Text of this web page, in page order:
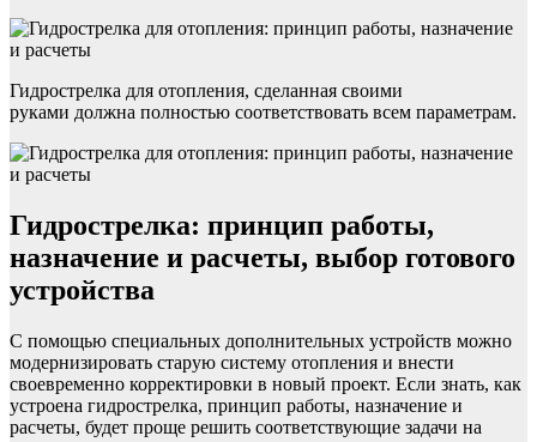
Гидрострелка для отопления, сделанная своими
руками должна полностью соответствовать всем параметрам.
Гидрострелка: принцип работы,
назначение и расчеты, выбор готового
устройства
С помощью специальных дополнительных устройств можно
модернизировать старую систему отопления и внести
своевременно корректировки в новый проект. Если знать, как
устроена гидрострелка, принцип работы, назначение и
расчеты, будет проще решить соответствующие задачи на